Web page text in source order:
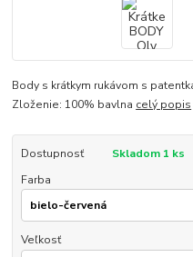
Body s krátkym rukávom s
Zloženie: 100% bavlna celý popis
Dostupnosť
Skladom 1 ks
Farba
Veľkosť